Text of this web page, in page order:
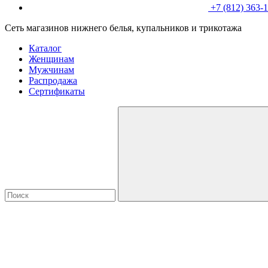
+7 (812) 363-
Сеть магазинов нижнего белья, купальников и трикотажа
Каталог
Женщинам
Мужчинам
Распродажа
Сертификаты